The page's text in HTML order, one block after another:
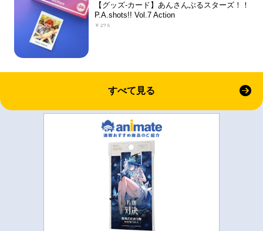
【グッズ-カード】あんさんぶるスターズ！！
P.A.shots!! Vol.7 Action
￥275
すべて見る